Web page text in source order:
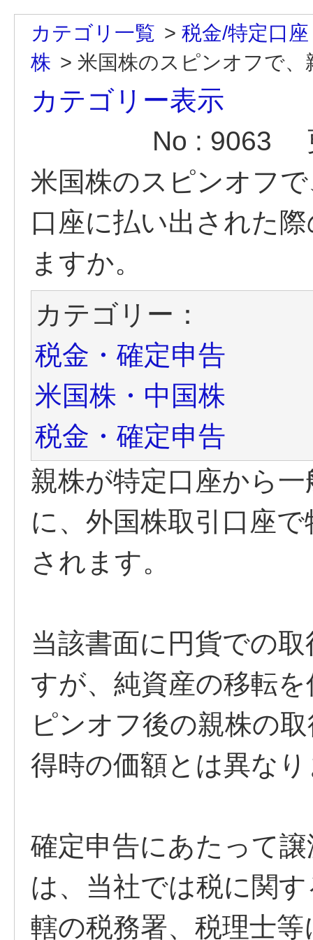
カテゴリ一覧 > 税金/特定口座
株 > 米国株のスピンオフで
カテゴリー表示
No : 9063
米国株のスピンオフ
口座に払い出された
ますか。
カテゴリー：
税金・確定申告
米国株・中国株
税金・確定申告
親株が特定口座から
に、外国株取引口座
されます。
当該書面に円貨での
すが、純資産の移転
ピンオフ後の親株の
得時の価額とは異な
確定申告にあたって
は、当社では税に関
轄の税務署、税理士